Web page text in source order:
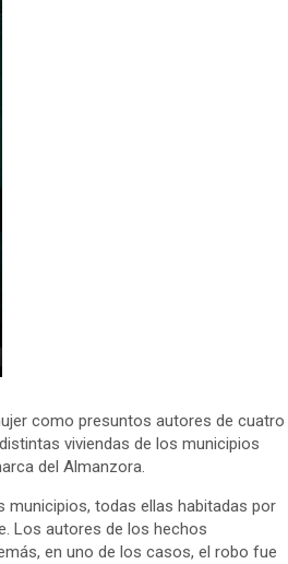
como presuntos autores de cuatro
viviendas de los municipios
del Almanzora.
municipios, todas ellas habitadas por
Los autores de los hechos
en uno de los casos, el robo fue